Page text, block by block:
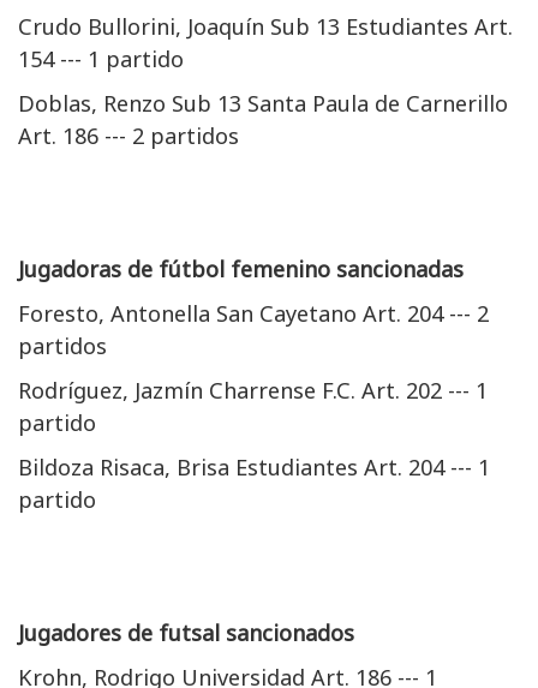
Crudo Bullorini, Joaquín Sub 13 Estudiantes Art.
154 --- 1 partido
Doblas, Renzo Sub 13 Santa Paula de Carnerillo
Art. 186 --- 2 partidos
Jugadoras de fútbol femenino sancionadas
Foresto, Antonella San Cayetano Art. 204 --- 2
partidos
Rodríguez, Jazmín Charrense F.C. Art. 202 --- 1
partido
Bildoza Risaca, Brisa Estudiantes Art. 204 --- 1
partido
Jugadores de futsal sancionados
Krohn, Rodrigo Universidad Art. 186 --- 1